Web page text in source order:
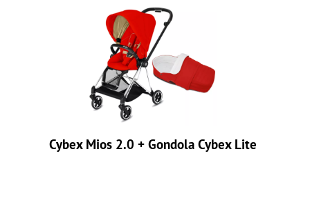
Cybex Mios 2.0 + Gondola Cybex Lite